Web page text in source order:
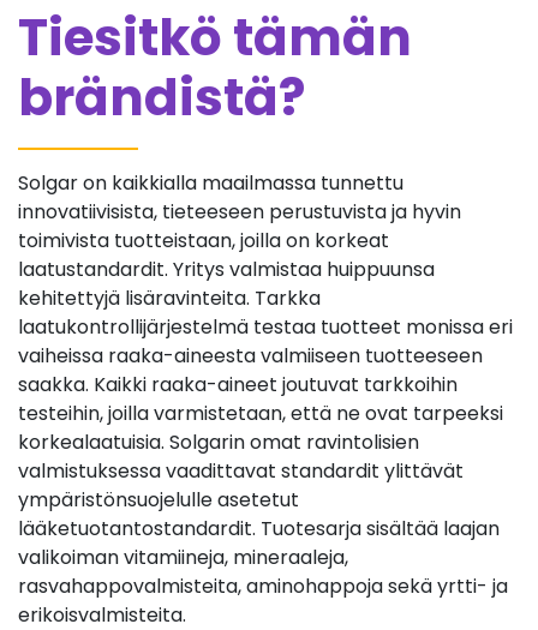
Tiesitkö tämän
brändistä?
Solgar on kaikkialla maailmassa tunnettu
innovatiivisista, tieteeseen perustuvista ja hyvin
toimivista tuotteistaan, joilla on korkeat
laatustandardit. Yritys valmistaa huippuunsa
kehitettyjä lisäravinteita. Tarkka
laatukontrollijärjestelmä testaa tuotteet monissa eri
vaiheissa raaka-aineesta valmiiseen tuotteeseen
saakka. Kaikki raaka-aineet joutuvat tarkkoihin
testeihin, joilla varmistetaan, että ne ovat tarpeeksi
korkealaatuisia. Solgarin omat ravintolisien
valmistuksessa vaadittavat standardit ylittävät
ympäristönsuojelulle asetetut
lääketuotantostandardit. Tuotesarja sisältää laajan
valikoiman vitamiineja, mineraaleja,
rasvahappovalmisteita, aminohappoja sekä yrtti- ja
erikoisvalmisteita.